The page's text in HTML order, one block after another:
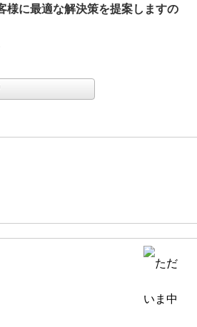
様に最適な解決策を提案しますの